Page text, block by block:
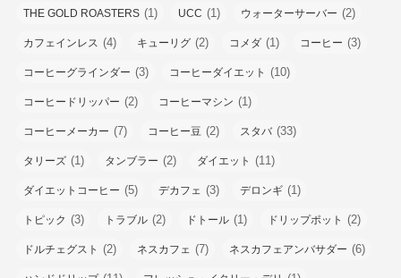
THE GOLD ROASTERS (1) UCC (1) ウォーターサーバー (2)
カフェインレス (4) キューリグ (2) コメダ (1) コーヒー (3)
コーヒーグラインダー (3) コーヒーダイエット (10)
コーヒードリッパー (2) コーヒーマシン (1)
コーヒーメーカー (7) コーヒー豆 (2) スタバ(33)
タリーズ (1) タンブラー (2) ダイエット (11)
ダイエットコーヒー (5) デカフェ (3) デロンギ (1)
トピック (3) トラブル (2) ドトール (1) ドリップポット (2)
ドルチェグスト (2) ネスカフェ (7) ネスカフェアンバサダー (6)